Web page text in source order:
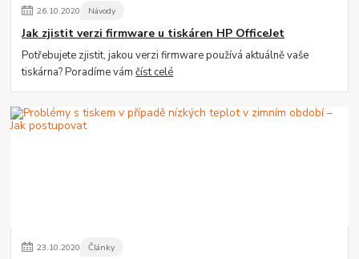
26.10.2020 Návody
Jak zjistit verzi firmware u tiskáren HP OfficeJet
Potřebujete zjistit, jakou verzi firmware používá aktuálně vaše
tiskárna? Poradíme vámčíst celé
23.10.2020 Články